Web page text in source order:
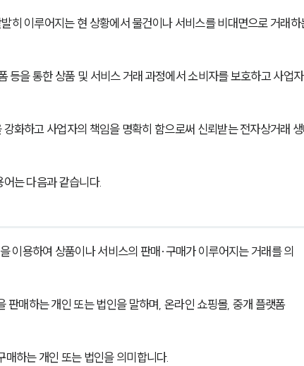
히 이루어지는 현 상황에서 물건이나 서비스를 비대면으로 거래하
등을 통한 상품 및 서비스 거래 과정에서 소비자를 보호하고 사업자
화하고 사업자의 책임을 명확히 함으로써 신뢰받는 전자상거래
는 다음과 같습니다.
이용하여 상품이나 서비스의 판매·구매가 이루어지는 거래를 의
판매하는 개인 또는 법인을 말하며, 온라인 쇼핑몰, 중개 플랫폼
하는 개인 또는 법인을 의미합니다.